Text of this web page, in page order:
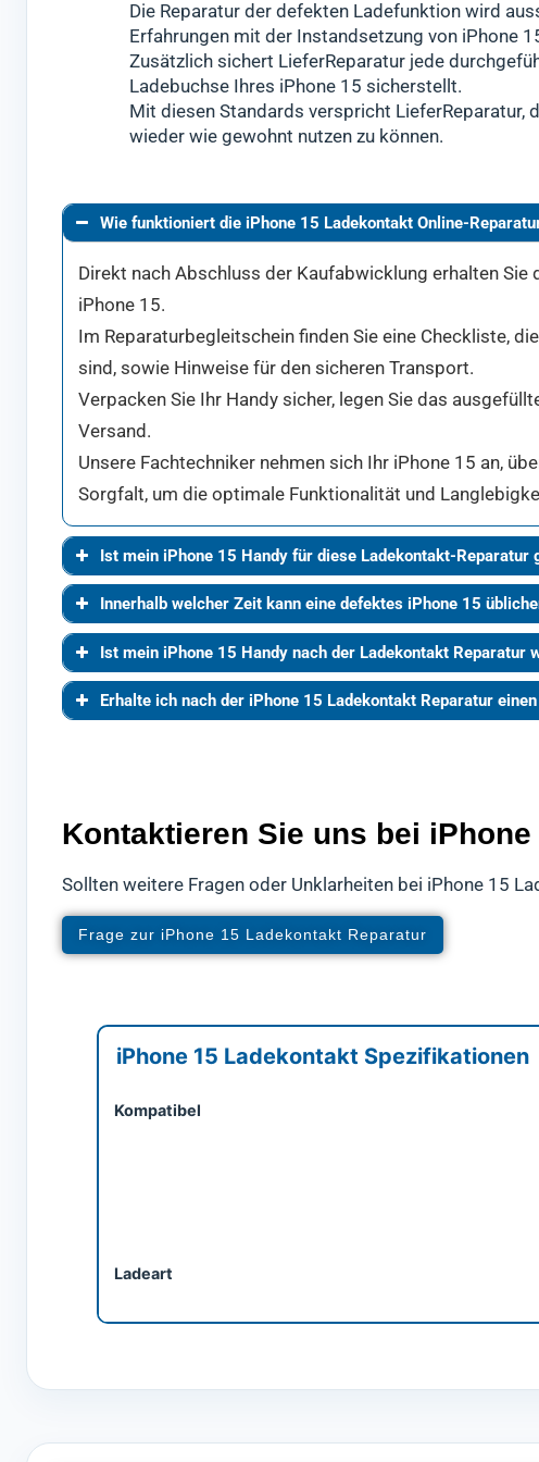
Die Reparatur der defekten Ladefunktion wird
Erfahrungen mit der Instandsetzung von iPhone
Zusätzlich sichert LieferReparatur jede
Ladebuchse Ihres iPhone 15 sicherstellt.
Mit diesen Standards verspricht LieferReparatur,
wieder wie gewohnt nutzen zu können.
Wie funktioniert die iPhone 15 Ladekontakt Online-
Direkt nach Abschluss der Kaufabwicklung erhalten
iPhone 15.
Im Reparaturbegleitschein finden Sie eine Checkliste,
sind, sowie Hinweise für den sicheren Transport.
Verpacken Sie Ihr Handy sicher, legen Sie das
Versand.
Unsere Fachtechniker nehmen sich Ihr iPhone 15 an,
Sorgfalt, um die optimale Funktionalität und
Ist mein iPhone 15 Handy für diese Ladekontakt-
Innerhalb welcher Zeit kann eine defektes iPhone 15
Ist mein iPhone 15 Handy nach der Ladekontakt
Erhalte ich nach der iPhone 15 Ladekontakt Reparatur
Kontaktieren Sie uns bei
Sollten weitere Fragen oder Unklarheiten bei iPhone 15
Frage zur iPhone 15 Ladekontakt Reparatur
iPhone 15 Ladekontakt Spezifikationen
Kompatibel
Ladeart